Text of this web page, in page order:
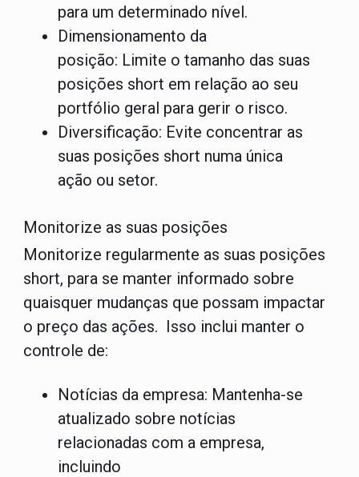
para um determinado nível.
Dimensionamento da
posição: Limite o tamanho das suas
posições short em relação ao seu
portfólio geral para gerir o risco.
Diversificação: Evite concentrar as
suas posições short numa única
ação ou setor.
Monitorize as suas posições
Monitorize regularmente as suas posições
short, para se manter informado sobre
quaisquer mudanças que possam impactar
o preço das ações. Isso inclui manter o
controle de:
Notícias da empresa: Mantenha-se
atualizado sobre notícias
relacionadas com a empresa,
incluindo